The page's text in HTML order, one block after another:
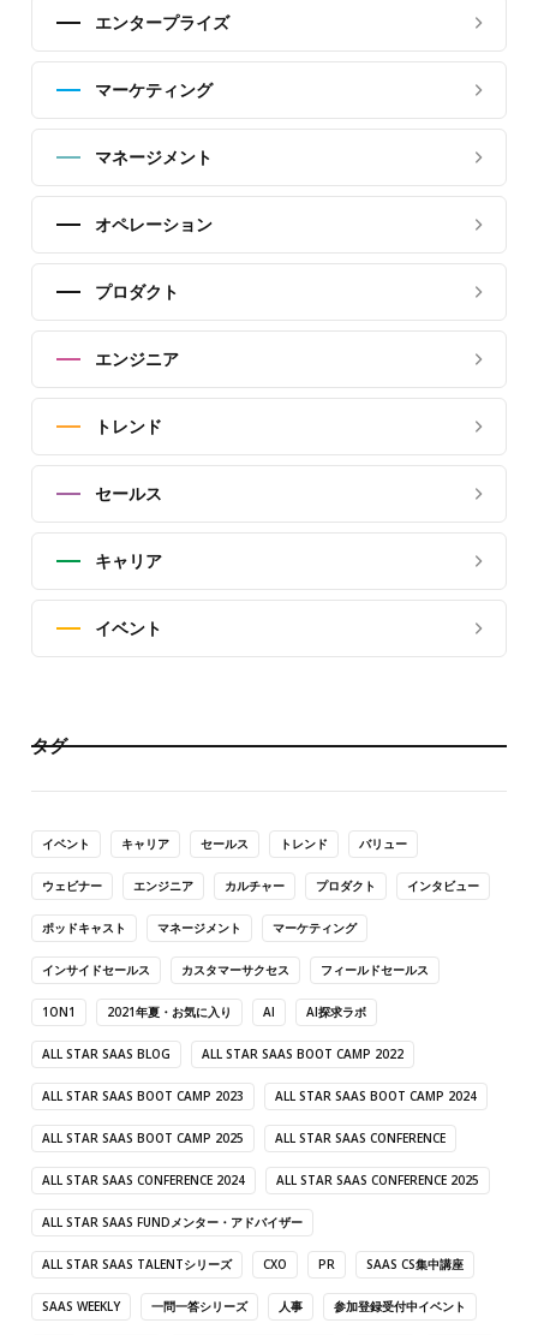
エンタープライズ
マーケティング
マネージメント
オペレーション
プロダクト
エンジニア
トレンド
セールス
キャリア
イベント
タグ
イベント キャリア セールス トレンド バリュー
ウェビナー エンジニア カルチャー プロダクト インタビュー
ポッドキャスト マネージメント マーケティング
インサイドセールス カスタマーサクセス フィールドセールス
1ON1 2021年夏・お気に入り AI AI探求ラボ
ALL STAR SAAS BLOG ALL STAR SAAS BOOT CAMP 2022
ALL STAR SAAS BOOT CAMP 2023 ALL STAR SAAS BOOT CAMP 2024
ALL STAR SAAS BOOT CAMP 2025 ALL STAR SAAS CONFERENCE
ALL STAR SAAS CONFERENCE 2024 ALL STAR SAAS CONFERENCE 2025
ALL STAR SAAS FUNDメンター・アドバイザー
ALL STAR SAAS TALENTシリーズ CXO PR SAAS CS集中講座
SAAS WEEKLY 一問一答シリーズ 人事 参加登録受付中イベント